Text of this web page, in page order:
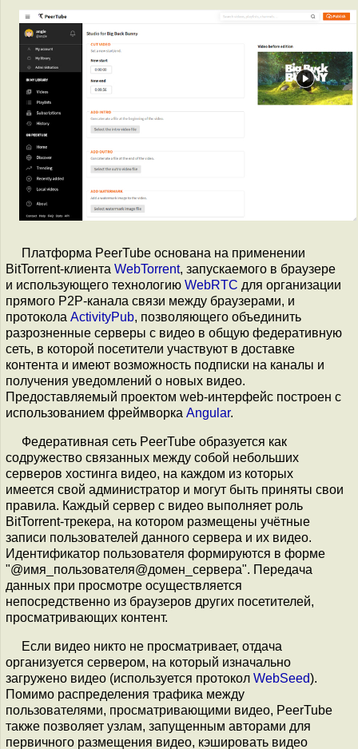
Платформа PeerTube основана на применении
BitTorrent-клиента WebTorrent, запускаемого в браузере
и использующего технологию WebRTC для организации
прямого P2P-канала связи между браузерами, и
протокола ActivityPub, позволяющего объединить
разрозненные серверы с видео в общую федеративную
сеть, в которой посетители участвуют в доставке
контента и имеют возможность подписки на каналы и
получения уведомлений о новых видео.
Предоставляемый проектом web-интерфейс построен с
использованием фреймворка Angular.
Федеративная сеть PeerTube образуется как
содружество связанных между собой небольших
серверов хостинга видео, на каждом из которых
имеется свой администратор и могут быть приняты свои
правила. Каждый сервер с видео выполняет роль
BitTorrent-трекера, на котором размещены учётные
записи пользователей данного сервера и их видео.
Идентификатор пользователя формируются в форме
"@имя_пользователя@домен_сервера". Передача
данных при просмотре осуществляется
непосредственно из браузеров других посетителей,
просматривающих контент.
Если видео никто не просматривает, отдача
организуется сервером, на который изначально
загружено видео (используется протокол WebSeed).
Помимо распределения трафика между
пользователями, просматривающими видео, PeerTube
также позволяет узлам, запущенным авторами для
первичного размещения видео, кэшировать видео